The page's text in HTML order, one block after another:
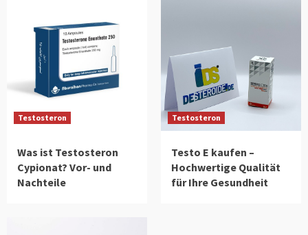
Testosteron
Was ist Testosteron
Cypionat? Vor- und
Nachteile
Testosteron
Testo E kaufen –
Hochwertige Qualität
für Ihre Gesundheit